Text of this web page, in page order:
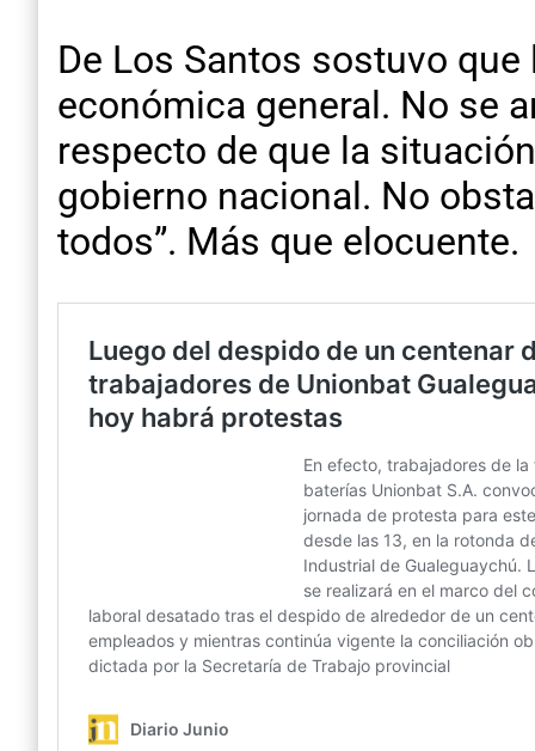
De Los Santos sostuvo
económica general. No se
respecto de que la
gobierno nacional. No
todos”. Más que elocuente.